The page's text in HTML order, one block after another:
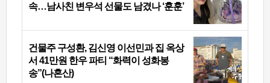
속…남사친 변우석 선물도 남겼나 ‘훈훈’
건물주 구성환, 김신영 이선민과 집 옥상
서 41만원 한우 파티 “화력이 성화봉
송”(나혼산)